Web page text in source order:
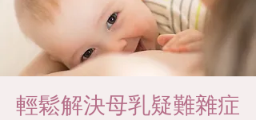
輕鬆解決母乳疑難雜症